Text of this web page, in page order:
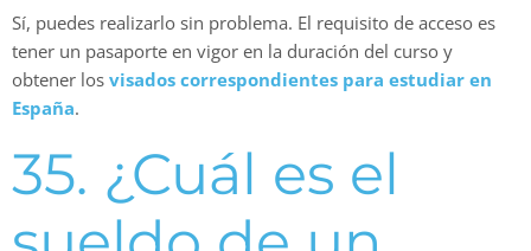
Sí, puedes realizarlo sin problema. El requisito de acceso es
tener un pasaporte en vigor en la duración del curso y
obtener los visados correspondientes para estudiar en
España.
35. ¿Cuál es el